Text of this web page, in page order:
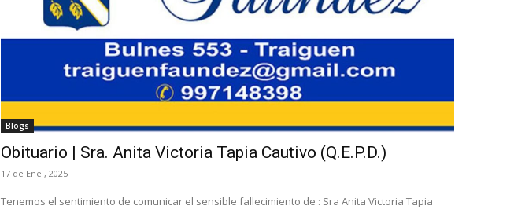
Blogs
Obituario | Sra. Anita Victoria Tapia Cautivo (Q.E.P.D.)
17 de Ene , 2025
Tenemos el sentimiento de comunicar el sensible fallecimiento de : Sra Anita Victoria Tapia